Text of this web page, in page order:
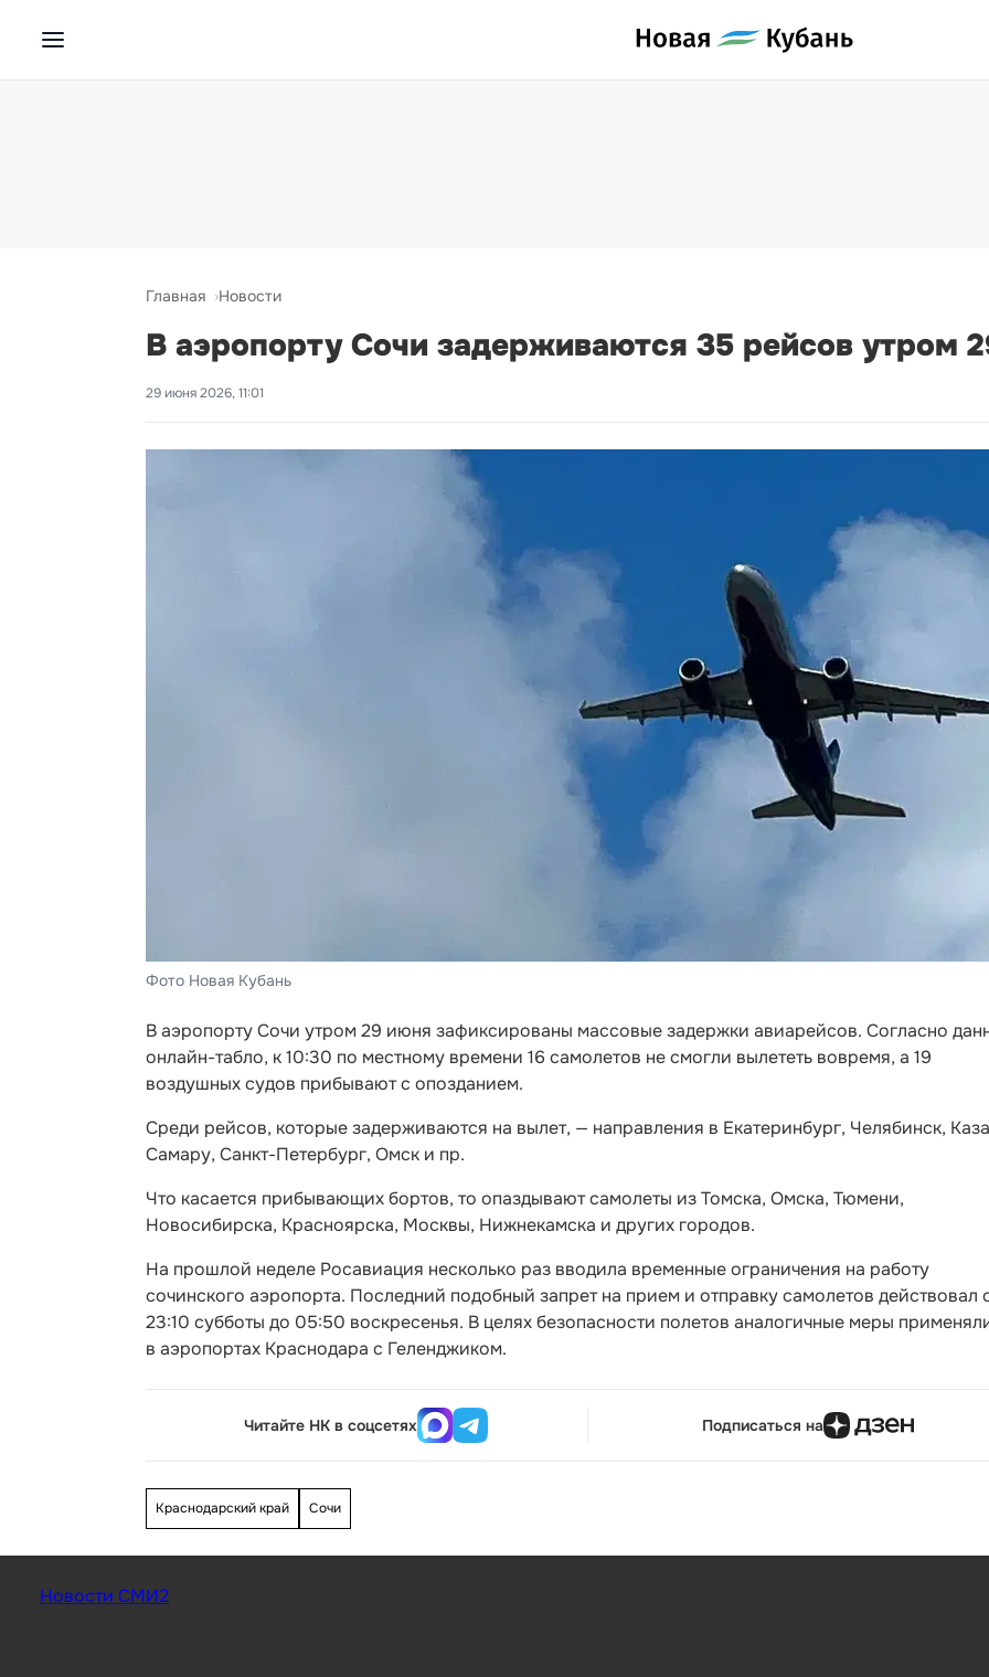
Главная Новости
В аэропорту Сочи задерживаются 35 рейсов утром
29 июня 2026, 11:01
Фото Новая Кубань
В аэропорту Сочи утром 29 июня зафиксированы массовые задержки авиарейсов. Согласно
онлайн-табло, к 10:30 по местному времени 16 самолетов не смогли вылететь вовремя, а 19
воздушных судов прибывают с опозданием.
Среди рейсов, которые задерживаются на вылет, — направления в Екатеринбург, Челябинск,
Самару, Санкт-Петербург, Омск и пр.
Что касается прибывающих бортов, то опаздывают самолеты из Томска, Омска, Тюмени,
Новосибирска, Красноярска, Москвы, Нижнекамска и других городов.
На прошлой неделе Росавиация несколько раз вводила временные ограничения на работу
сочинского аэропорта. Последний подобный запрет на прием и отправку самолетов действовал
23:10 субботы до 05:50 воскресенья. В целях безопасности полетов аналогичные меры
в аэропортах Краснодара с Геленджиком.
Читайте НК в соцсетях Подписаться на
Краснодарский край Сочи
Новости СМИ2